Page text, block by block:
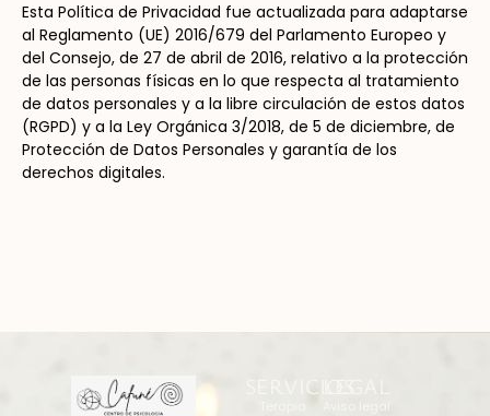
Esta Política de Privacidad fue actualizada para adaptarse
al Reglamento (UE) 2016/679 del Parlamento Europeo y
del Consejo, de 27 de abril de 2016, relativo a la protección
de las personas físicas en lo que respecta al tratamiento
de datos personales y a la libre circulación de estos datos
(RGPD) y a la Ley Orgánica 3/2018, de 5 de diciembre, de
Protección de Datos Personales y garantía de los
derechos digitales.
SERVICIOS